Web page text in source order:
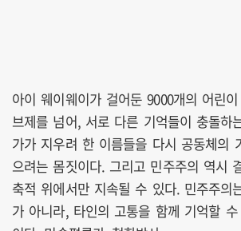
아이 웨이웨이가 걸어둔 9000개의 어린
브제를 넘어, 서로 다른 기억들이 충돌하
가가 지우려 한 이름들을 다시 공동체의
으려는 몸짓이다. 그리고 민주주의 역시
축적 위에서만 지속될 수 있다. 민주주의
가 아니라, 타인의 고통을 함께 기억할